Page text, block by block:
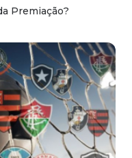
Premiação?